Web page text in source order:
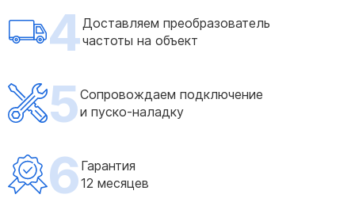
4Доставляем преобразователь
частоты на объект
5Сопровождаем подключение
и пуско-наладку
6 Гарантия
12 месяцев